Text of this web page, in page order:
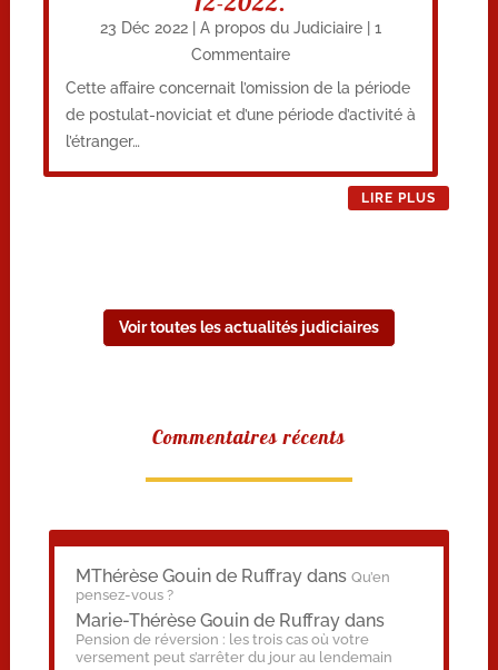
23 Déc 2022| A propos du Judiciaire| 1
Commentaire
Cette affaire concernait l’omission de la période
de postulat-noviciat et d’une période d’activité à
l’étranger…
LIRE PLUS
Voir toutes les actualités judiciaires
Commentaires récents
MThérèse Gouin de Ruffraydans Qu’en
pensez-vous ?
Marie-Thérèse Gouin de Ruffraydans
Pension de réversion : les trois cas où votre
versement peut s’arrêter du jour au lendemain